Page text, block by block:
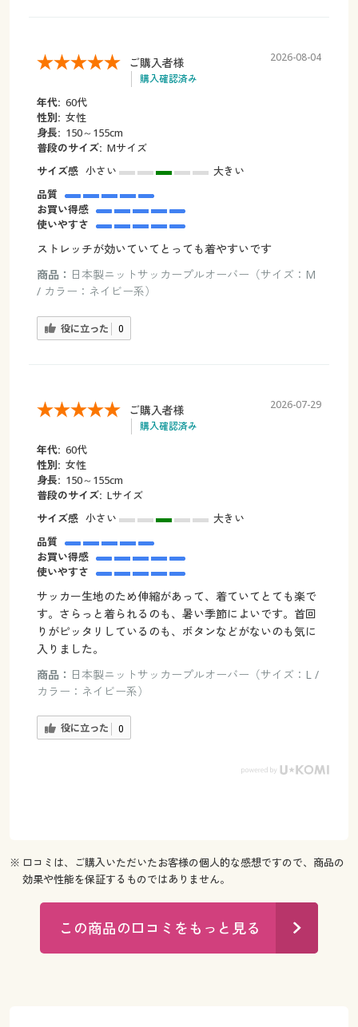
ご購入者様
購入確認済み
2026-08-04
年代: 60代
性別: 女性
身長: 150～155cm
普段のサイズ: Mサイズ
サイズ感 小さい
大きい
品質
お買い得感
使いやすさ
ストレッチが効いていてとっても着やすいです
商品： 日本製ニットサッカープルオーバー（サイズ：M
/ カラー：ネイビー系）
役に立った 0
ご購入者様
購入確認済み
2026-07-29
年代: 60代
性別: 女性
身長: 150～155cm
普段のサイズ: Lサイズ
サイズ感 小さい
大きい
品質
お買い得感
使いやすさ
サッカー生地のため伸縮があって、着ていてとても楽で
す。さらっと着られるのも、暑い季節によいです。首回
りがピッタリしているのも、ボタンなどがないのも気に
入りました。
商品： 日本製ニットサッカープルオーバー（サイズ：L /
カラー：ネイビー系）
役に立った 0
※ 口コミは、ご購入いただいたお客様の個人的な感想ですので、商品の
効果や性能を保証するものではありません。
この商品の口コミをもっと見る